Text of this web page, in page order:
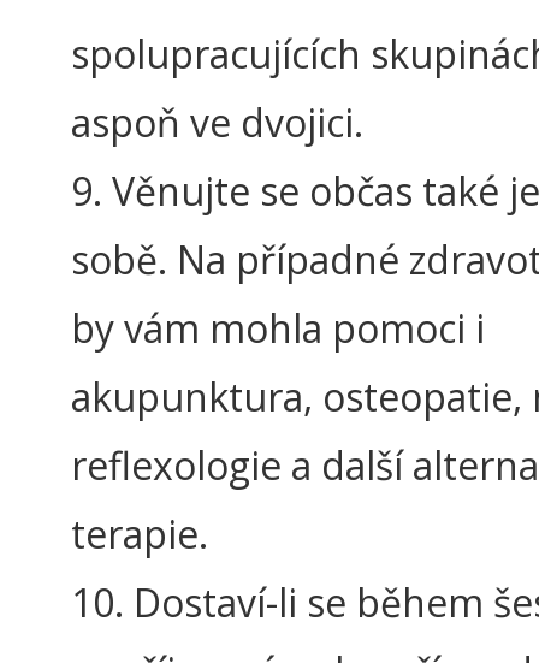
spolupracujících
aspoň ve dvojici.
9. Věnujte se občas také
sobě. Na případné
by vám mohla pomoci i
akupunktura, osteopatie,
reflexologie a další
terapie.
10. Dostaví-li se během